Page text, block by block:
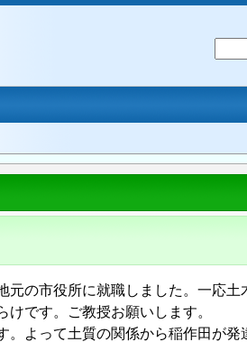
の市役所に就職しました。一応土
です。ご教授お願いします。
よって土質の関係から稲作田が発